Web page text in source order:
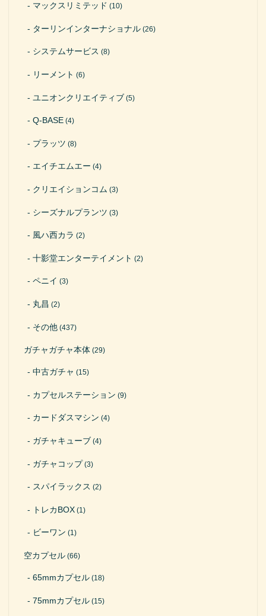
マックスリミテッド (10)
ターリンインターナショナル(26)
システムサービス (8)
リーメント (6)
ユニオンクリエイティブ (5)
Q-BASE(4)
プラッツ (8)
エイチエムエー (4)
クリエイションコム (3)
シーズナルプランツ (3)
風ハ西カラ (2)
十影堂エンターテイメント (2)
ペニイ (3)
丸昌 (2)
その他(437)
ガチャガチャ本体(29)
中古ガチャ (15)
カプセルステーション (9)
カードダスマシン (4)
ガチャキューブ (4)
ガチャコップ(3)
スパイラックス (2)
トレカBOX(1)
ビーワン (1)
空カプセル(66)
65mmカプセル(18)
75mmカプセル(15)